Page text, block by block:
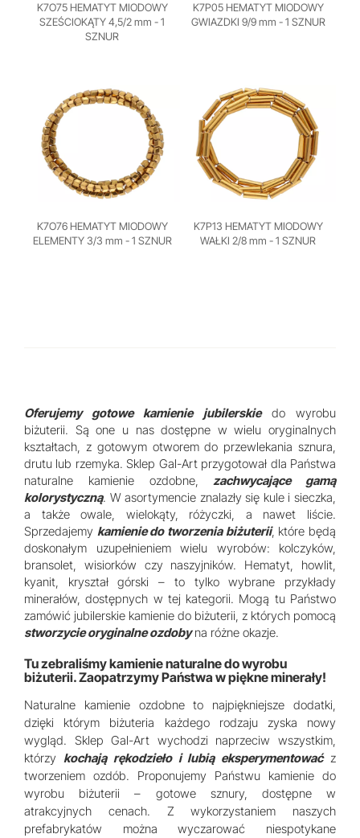
K7O75 HEMATYT MIODOWY
SZEŚCIOKĄTY 4,5/2 mm - 1
SZNUR
K7P05 HEMATYT MIODOWY
GWIAZDKI 9/9 mm - 1 SZNUR
K7O76 HEMATYT MIODOWY
ELEMENTY 3/3 mm - 1 SZNUR
K7P13 HEMATYT MIODOWY
WAŁKI 2/8 mm - 1 SZNUR
Oferujemy gotowe kamienie jubilerskiedo wyrobu
biżuterii. Są one u nas dostępne w wielu oryginalnych
kształtach, z gotowym otworem do przewlekania sznura,
drutu lub rzemyka. Sklep Gal-Art przygotował dla Państwa
naturalne kamienie ozdobne,zachwycające gamą
kolorystyczną. W asortymencie znalazły się kule i sieczka,
a także owale, wielokąty, różyczki, a nawet liście.
Sprzedajemy kamienie do tworzenia biżuterii, które będą
doskonałym uzupełnieniem wielu wyrobów: kolczyków,
bransolet, wisiorków czy naszyjników. Hematyt, howlit,
kyanit, kryształ górski – to tylko wybrane przykłady
minerałów, dostępnych w tej kategorii. Mogą tu Państwo
zamówić jubilerskie kamienie do biżuterii, z których pomocą
stworzycie oryginalne ozdobyna różne okazje.
Tu zebraliśmy kamienie naturalne do wyrobu
biżuterii. Zaopatrzymy Państwa w piękne minerały!
Naturalne kamienie ozdobne to najpiękniejsze dodatki,
dzięki którym biżuteria każdego rodzaju zyska nowy
wygląd. Sklep Gal-Art wychodzi naprzeciw wszystkim,
którzy kochają rękodzieło i lubią eksperymentowaćz
tworzeniem ozdób. Proponujemy Państwu kamienie do
wyrobu biżuterii – gotowe sznury, dostępne w
atrakcyjnych cenach. Z wykorzystaniem naszych
prefabrykatów można wyczarować niespotykane